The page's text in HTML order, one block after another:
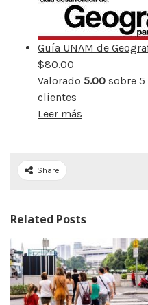
Guía UNAM de
$80.00
Valorado 5.00 sobre 5
clientes
Leer más
Share
Related Posts